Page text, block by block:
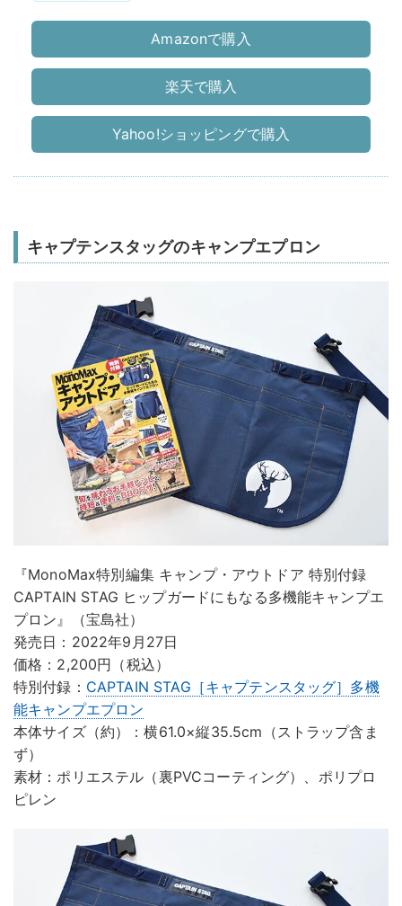
Amazonで購入
楽天で購入
Yahoo!ショッピングで購入
キャプテンスタッグのキャンプエプロン
『MonoMax特別編集 キャンプ・アウトドア 特別付録
CAPTAIN STAG ヒップガードにもなる多機能キャンプエ
プロン』（宝島社）
発売日：2022年9月27日
価格：2,200円（税込）
特別付録： CAPTAIN STAG［キャプテンスタッグ］多機
能キャンプエプロン
本体サイズ（約）：横61.0×縦35.5cm（ストラップ含ま
ず）
素材：ポリエステル（裏PVCコーティング）、ポリプロ
ピレン